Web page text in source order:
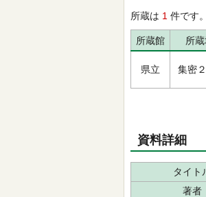
所蔵は 1 件です
所蔵館 所
県立 集密
資料詳細
タイト
著者